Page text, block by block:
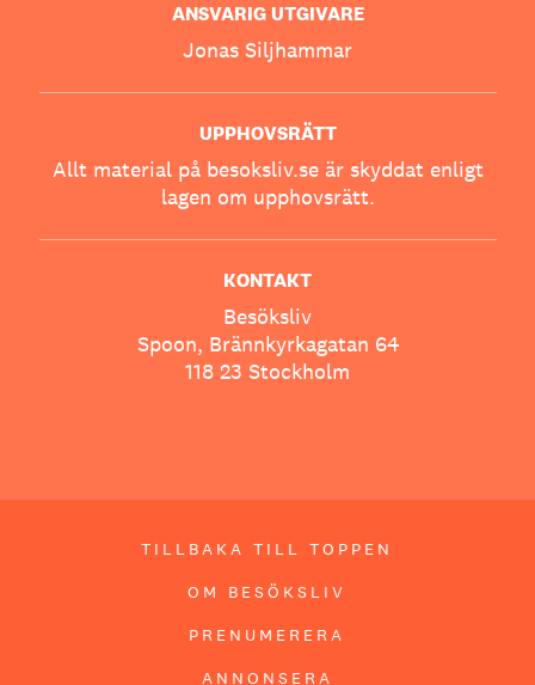
ANSVARIG UTGIVARE
Jonas Siljhammar
UPPHOVSRÄTT
Allt material på besoksliv.se är skyddat enligt
lagen om upphovsrätt.
KONTAKT
Besöksliv
Spoon, Brännkyrkagatan 64
118 23 Stockholm
TILLBAKA TILL TOPPEN
OM BESÖKSLIV
PRENUMERERA
ANNONSERA